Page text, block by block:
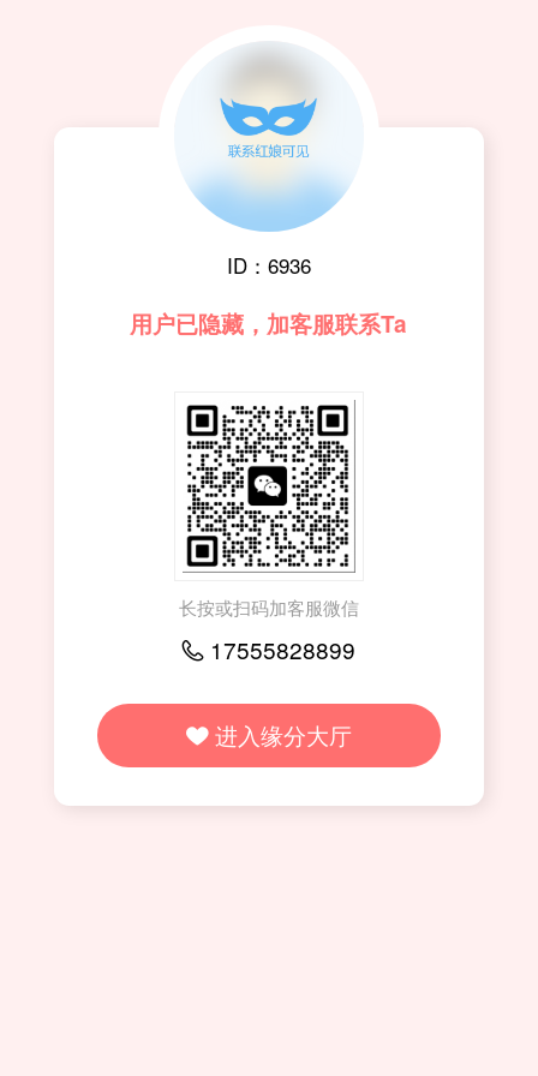
ID：6936
用户已隐藏，加客服联系Ta
长按或扫码加客服微信
 17555828899
进入缘分大厅